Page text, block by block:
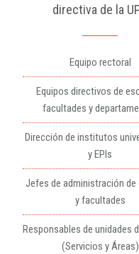
directiva de la
Equipo rectoral
Equipos directivos de
facultades y
Dirección de institutos
y EPIs
Jefes de administración de
y facultades
Responsables de unidades
(Servicios y Áreas)